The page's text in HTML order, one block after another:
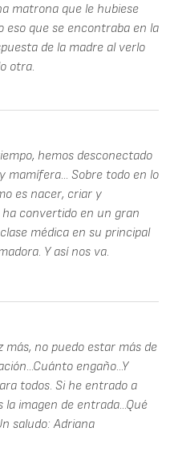
matrona que le hubiese
eso que se encontraba en la
de la madre al verlo
otra.
hemos desconectado
mamífera... Sobre todo en lo
es nacer, criar y
convertido en un gran
médica en su principal
Y así nos va.
más, no puedo estar más de
engaño...Y
todos. Si he entrado a
imagen de entrada...Qué
saludo: Adriana